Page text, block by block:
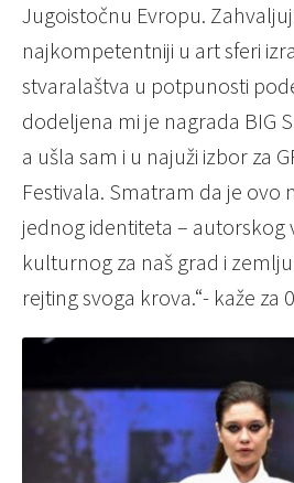
Jugoistočnu Evropu.
najkompetentniji u art sferi
stvaralaštva u potpunosti
dodeljena mi je nagrada BIG
a ušla sam i u najuži izbor za
Festivala. Smatram da je ovo
jednog identiteta – autorskog
kulturnog za naš grad i
rejting svoga krova.“- kaže za